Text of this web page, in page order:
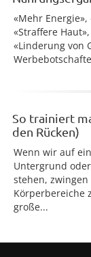
«Mehr Energie»,
«Straffere
«Linderung von
So trainiert
den Rücken)
Wenn wir auf
Untergrund
stehen,
Körperbereiche
große...